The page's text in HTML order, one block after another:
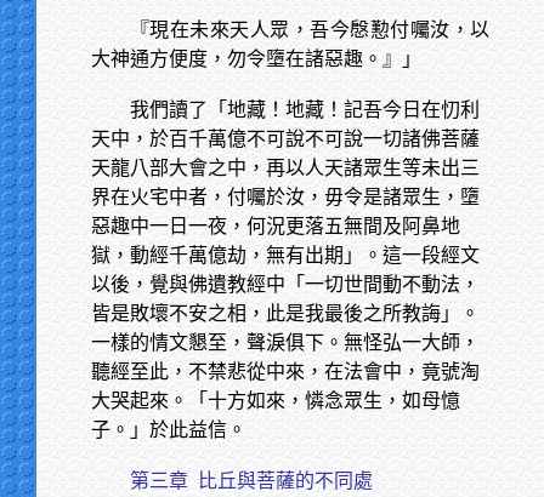
『現在未來天人眾，吾今慇懃付囑汝，以
大神通方便度，勿令墮在諸惡趣。』」
我們讀了「地藏！地藏！記吾今日在忉利
天中，於百千萬億不可說不可說一切諸佛菩薩
天龍八部大會之中，再以人天諸眾生等未出三
界在火宅中者，付囑於汝，毋令是諸眾生，墮
惡趣中一日一夜，何況更落五無間及阿鼻地
獄，動經千萬億劫，無有出期」。這一段經文
以後，覺與佛遺教經中「一切世間動不動法，
皆是敗壞不安之相，此是我最後之所教誨」。
一樣的情文懇至，聲淚俱下。無怪弘一大師，
聽經至此，不禁悲從中來，在法會中，竟號淘
大哭起來。「十方如來，憐念眾生，如母憶
子。」於此益信。
第三章 比丘與菩薩的不同處